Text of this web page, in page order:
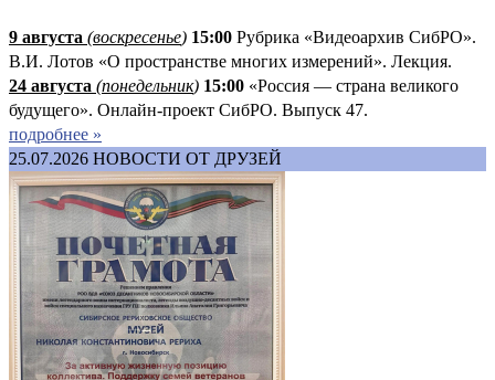
9 августа (воскресенье) 15:00 Рубрика «Видеоархив СибРО».
В.И. Лотов «О пространстве многих измерений». Лекция.
24 августа (понедельник) 15:00 «Россия — страна великого
будущего». Онлайн-проект СибРО. Выпуск 47.
подробнее »
25.07.2026 НОВОСТИ ОТ ДРУЗЕЙ